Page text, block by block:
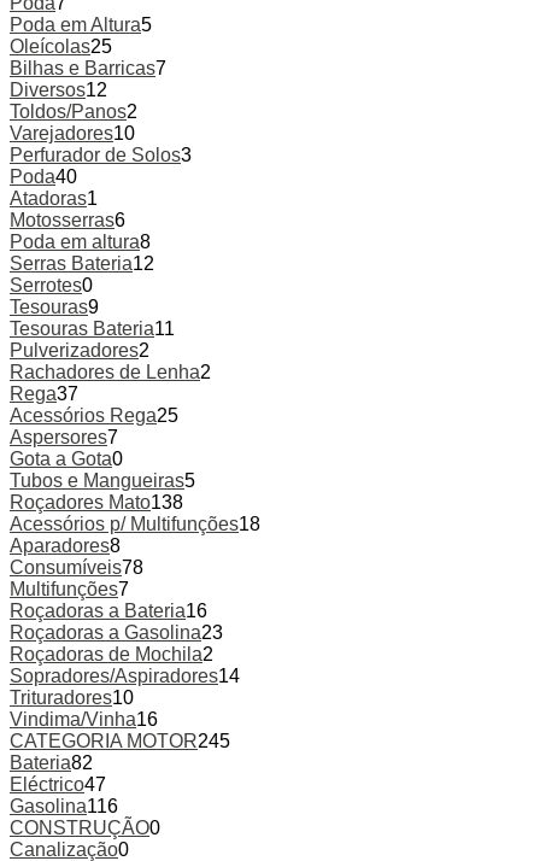
Poda em Altura5
Oleícolas25
Bilhas e Barricas7
Diversos12
Toldos/Panos2
Varejadores10
Perfurador de Solos3
Poda40
Atadoras1
Motosserras6
Poda em altura8
Serras Bateria12
Serrotes0
Tesouras9
Tesouras Bateria11
Pulverizadores2
Rachadores de Lenha2
Rega37
Acessórios Rega25
Aspersores7
Gota a Gota0
Tubos e Mangueiras5
Roçadores Mato138
Acessórios p/ Multifunções18
Aparadores8
Consumíveis78
Multifunções7
Roçadoras a Bateria16
Roçadoras a Gasolina23
Roçadoras de Mochila2
Sopradores/Aspiradores14
Trituradores10
Vindima/Vinha16
CATEGORIA MOTOR245
Bateria82
Eléctrico47
Gasolina116
CONSTRUÇÃO0
Canalização0